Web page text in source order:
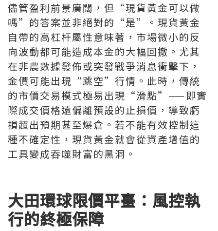
儘管盈利前景廣闊，但“現貨黃金可以做
嗎”的答案並非絕對的“是”。現貨黃金
自帶的高杠杆屬性意味著，市場微小的反
向波動都可能造成本金的大幅回撤。尤其
在非農數據發佈或突發戰爭消息衝擊下，
金價可能出現“跳空”行情。此時，傳統
的市價交易模式極易出現“滑點”——即實
際成交價格遠偏離預設的止損價，導致虧
損超出預期甚至爆倉。若不能有效控制這
種不確定性，現貨黃金就會從資產增值的
工具變成吞噬財富的黑洞。
大田環球限價平臺：風控執
行的終極保障